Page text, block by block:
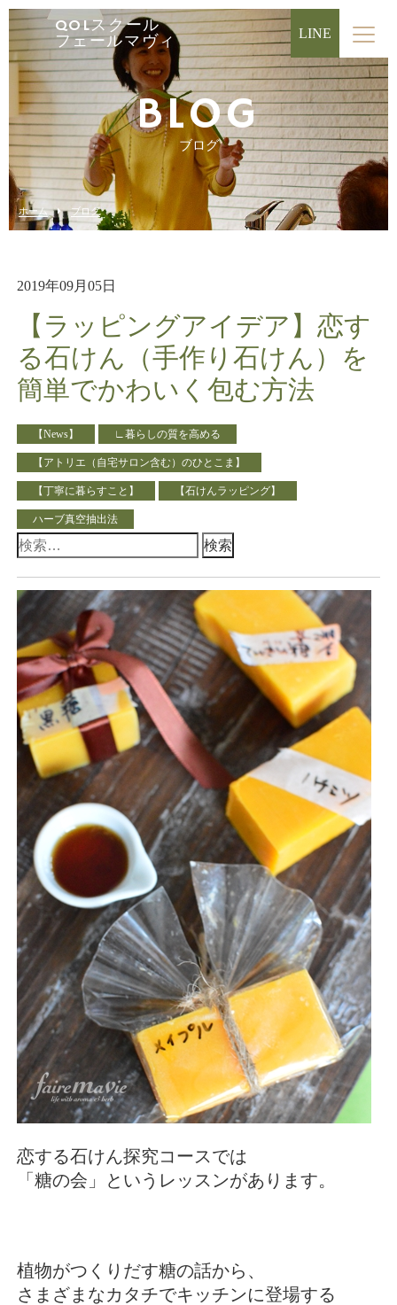
QOLスクール
フェールマヴィ
LINE
BLOG
ブログ
ホーム ブログ
2019年09月05日
【ラッピングアイデア】恋す
る石けん（手作り石けん）を
簡単でかわいく包む方法
【News】 ∟暮らしの質を高める
【アトリエ（自宅サロン含む）のひとこま】
【丁寧に暮らすこと】 【石けんラッピング】
ハーブ真空抽出法
検
恋する石けん探究コースでは
「糖の会」というレッスンがあります。
植物がつくりだす糖の話から、
さまざまなカタチでキッチンに登場する